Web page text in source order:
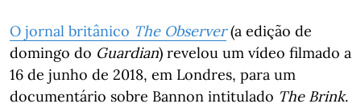
O jornal britânico The Observer (a edição de
domingo do Guardian) revelou um vídeo filmado a
16 de junho de 2018, em Londres, para um
documentário sobre Bannon intitulado The Brink.